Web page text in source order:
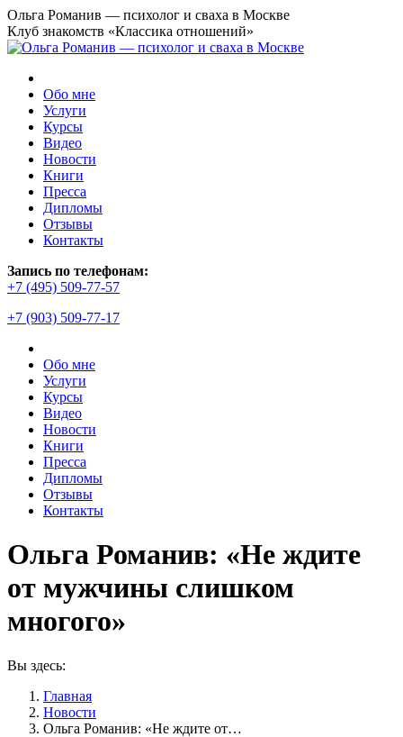
Перейти
к
содержанию
Ольга Романив — психолог и сваха в Москве
Клуб знакомств «Классика отношений»
Обо мне
Услуги
Курсы
Видео
Новости
Книги
Пресса
Дипломы
Отзывы
Контакты
Запись по телефонам:
+7 (495) 509-77-57
+7 (903) 509-77-17
Обо мне
Услуги
Курсы
Видео
Новости
Книги
Пресса
Дипломы
Отзывы
Контакты
Ольга Романив: «Не ждите
от мужчины слишком
многого»
Вы здесь:
Главная
Новости
Ольга Романив: «Не ждите от…